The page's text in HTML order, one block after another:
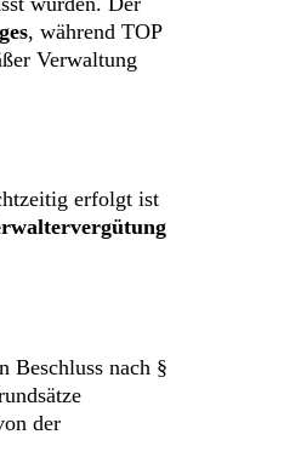
, während TOP
Verwaltung
erfolgt ist
Beschluss nach §
der